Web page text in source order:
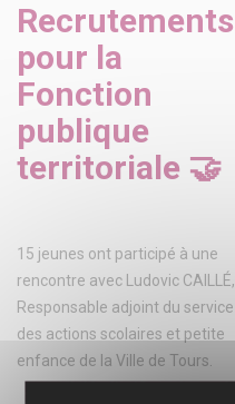
Recrutements
pour la
Fonction
publique
territoriale 🤝
15 jeunes ont participé à une
rencontre avec Ludovic CAILLÉ,
Responsable adjoint du service
des actions scolaires et petite
enfance de la Ville de Tours.